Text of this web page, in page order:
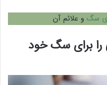
سگ و علائم آن
را برای سگ خود